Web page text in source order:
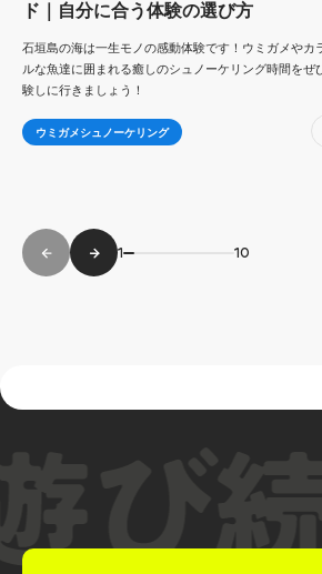
ド｜自分に合う体験の選び方
石垣島の海は一生モノの感動体験です！ウミガメやカ
ルな魚達に囲まれる癒しのシュノーケリング時間をぜ
験しに行きましょう！
ウミガメシュノーケリング
1 10